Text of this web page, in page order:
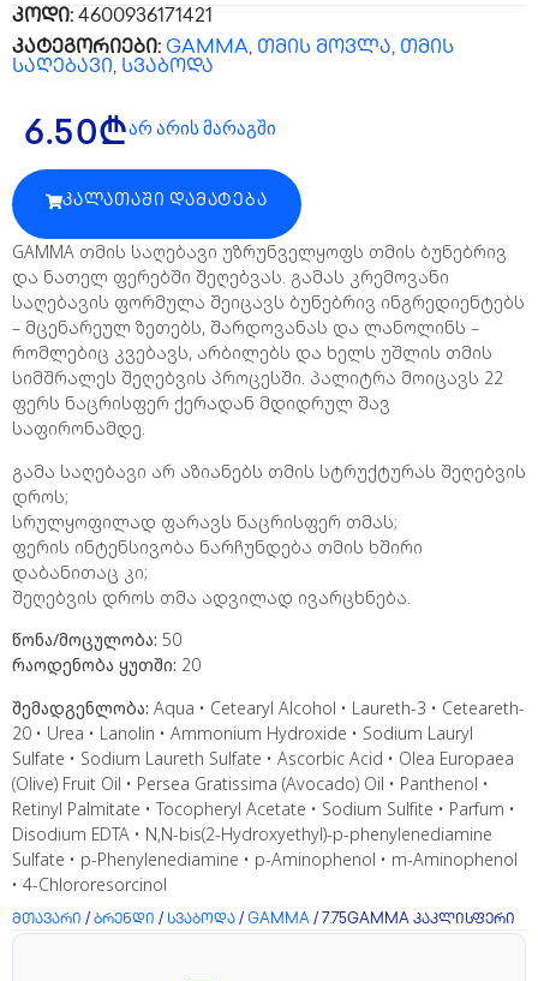
კოდი: 4600936171421
კატეგორიები: GAMMA, თმის მოვლა, თმის
საღებავი, სვაბოდა
6.50₾არ არის მარაგში
ᲙᲐᲚᲐᲗᲐᲨᲘ ᲓᲐᲛᲐᲢᲔᲑᲐ
GAMMA თმის საღებავი უზრუნველყოფს თმის ბუნებრივ
და ნათელ ფერებში შეღებვას. გამას კრემოვანი
საღებავის ფორმულა შეიცავს ბუნებრივ ინგრედიენტებს
– მცენარეულ ზეთებს, შარდოვანას და ლანოლინს –
რომლებიც კვებავს, არბილებს და ხელს უშლის თმის
სიმშრალეს შეღებვის პროცესში. პალიტრა მოიცავს 22
ფერს ნაცრისფერ ქერადან მდიდრულ შავ
საფირონამდე.
გამა საღებავი არ აზიანებს თმის სტრუქტურას შეღებვის
დროს;
სრულყოფილად ფარავს ნაცრისფერ თმას;
ფერის ინტენსივობა ნარჩუნდება თმის ხშირი
დაბანითაც კი;
შეღებვის დროს თმა ადვილად ივარცხნება.
წონა/მოცულობა: 50
რაოდენობა ყუთში: 20
შემადგენლობა: Aqua • Cetearyl Alcohol • Laureth-3 • Ceteareth-
20 • Urea • Lanolin • Ammonium Hydroxide • Sodium Lauryl
Sulfate • Sodium Laureth Sulfate • Ascorbic Acid • Olea Europaea
(Olive) Fruit Oil • Persea Gratissima (Avocado) Oil • Panthenol •
Retinyl Palmitate • Tocopheryl Acetate • Sodium Sulfite • Parfum •
Disodium EDTA • N,N-bis(2-Hydroxyethyl)-p-phenylenediamine
Sulfate • p-Phenylenediamine • p-Aminophenol • m-Aminophenol
• 4-Chlororesorcinol
მთავარი / ბრენდი / სვაბოდა / GAMMA / 7.75GAMMA კაკლისფერი